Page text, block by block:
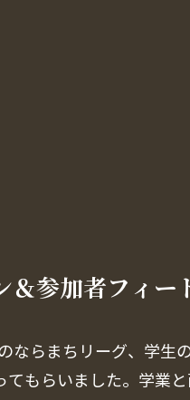
＆参加者フィ
ならまちリーグ、学
てもらいました。学業